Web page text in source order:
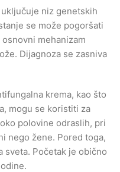
niz genetskih
se može pogoršati
mehanizam
Dijagnoza se zasniva
krema, kao što
mogu se koristiti za
polovine odraslih, pri
nego žene. Pored toga,
sveta. Početak je obično